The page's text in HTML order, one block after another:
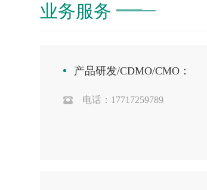
业务服务
产品研发/CDMO/CMO：
电话：17717259789